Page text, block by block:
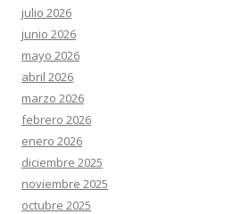
julio 2026
junio 2026
mayo 2026
abril 2026
marzo 2026
febrero 2026
enero 2026
diciembre 2025
noviembre 2025
octubre 2025